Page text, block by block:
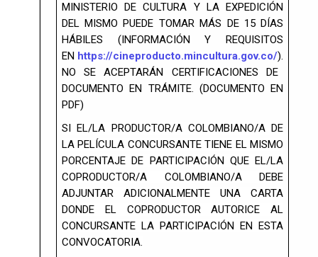
MINISTERIO DE CULTURA Y LA EXPEDICIÓN
DEL MISMO PUEDE TOMAR MÁS DE 15 DÍAS
HÁBILES (INFORMACIÓN Y REQUISITOS
EN https://cineproducto.mincultura.gov.co/).
NO SE ACEPTARÁN CERTIFICACIONES DE
DOCUMENTO EN TRÁMITE. (DOCUMENTO EN
PDF)
SI EL/LA PRODUCTOR/A COLOMBIANO/A DE
LA PELÍCULA CONCURSANTE TIENE EL MISMO
PORCENTAJE DE PARTICIPACIÓN QUE EL/LA
COPRODUCTOR/A COLOMBIANO/A DEBE
ADJUNTAR ADICIONALMENTE UNA CARTA
DONDE EL COPRODUCTOR AUTORICE AL
CONCURSANTE LA PARTICIPACIÓN EN ESTA
CONVOCATORIA.